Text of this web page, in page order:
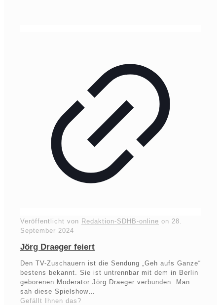
Veröffentlicht von Redaktion-SDHB-online on 28.
September 2024
Jörg Draeger feiert
Den TV-Zuschauern ist die Sendung „Geh aufs Ganze“
bestens bekannt. Sie ist untrennbar mit dem in Berlin
geborenen Moderator Jörg Draeger verbunden. Man
sah diese Spielshow…
Gefällt Ihnen das?